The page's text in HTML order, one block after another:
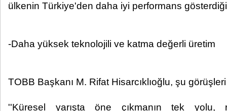
ülkenin Türkiye'den daha iyi performans
-Daha yüksek teknolojili ve katma değerli üretim
TOBB Başkanı M. Rifat Hisarcıklıoğlu, şu
''Küresel yarışta öne çıkmanın tek yolu,